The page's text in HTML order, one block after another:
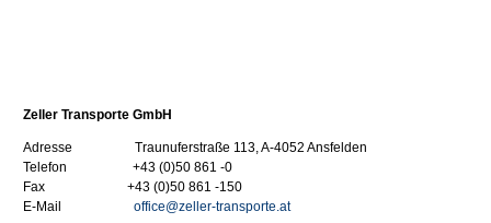
Zeller Transporte GmbH
Adresse Traunuferstraße 113, A-4052 Ansfelden
Telefon +43 (0)50 861 -0
Fax +43 (0)50 861 -150
E-Mail office@zeller-transporte.at